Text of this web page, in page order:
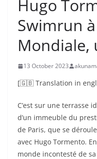
Hugo
Swimrun
Mondiale,
13 October 2023
[🇬🇧 Translation in
C’est sur une terrasse
d’un immeuble du
de Paris, que se
avec Hugo Tormento.
monde incontesté de